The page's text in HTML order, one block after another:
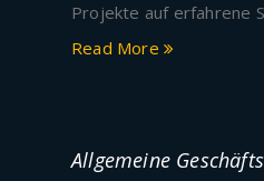
Projekte auf erfahrene
Read More
Allgemeine